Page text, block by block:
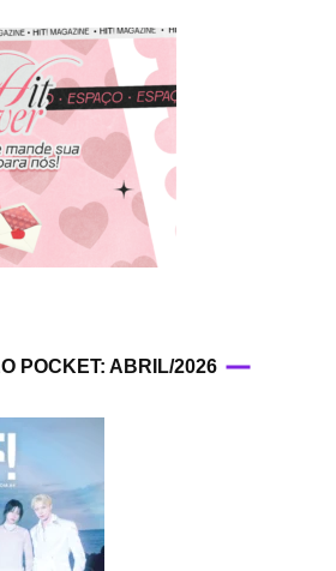
POCKET: ABRIL/2026